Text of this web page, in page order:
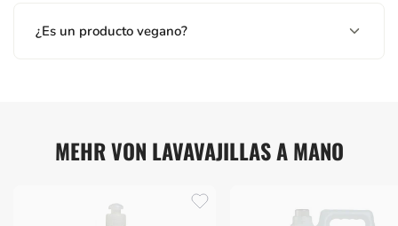
¿Es un producto vegano?
MEHR VON LAVAVAJILLAS A MANO